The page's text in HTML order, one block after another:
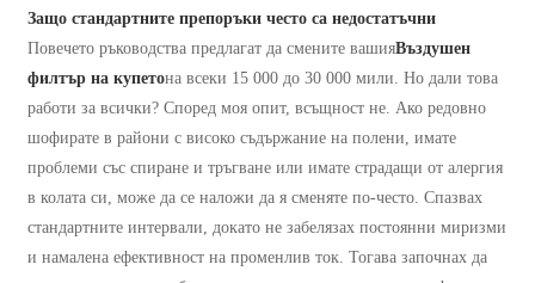
Защо стандартните препоръки често са недостатъчни
Повечето ръководства предлагат да смените вашияВъздушен
филтър на купетона всеки 15 000 до 30 000 мили. Но дали това
работи за всички? Според моя опит, всъщност не. Ако редовно
шофирате в райони с високо съдържание на полени, имате
проблеми със спиране и тръгване или имате страдащи от алергия
в колата си, може да се наложи да я сменяте по-често. Спазвах
стандартните интервали, докато не забелязах постоянни миризми
и намалена ефективност на променлив ток. Тогава започнах да